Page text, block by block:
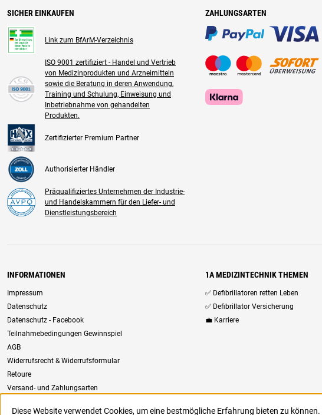
SICHER EINKAUFEN
Link zum BfArM-Verzeichnis
ISO 9001 zertifiziert - Handel und Vertrieb
von Medizinprodukten und Arzneimitteln
sowie die Beratung in deren Anwendung,
Training und Schulung, Einweisung und
Inbetriebnahme von gehandelten
Produkten.
Zertifizierter Premium Partner
Authorisierter Händler
Präqualifiziertes Unternehmen der Industrie-
und Handelskammern für den Liefer- und
Dienstleistungsbereich
ZAHLUNGSARTEN
INFORMATIONEN
Impressum
Datenschutz
Datenschutz - Facebook
Teilnahmebedingungen Gewinnspiel
AGB
Widerrufsrecht & Widerrufsformular
Retoure
Versand- und Zahlungsarten
1A MEDIZINTECHNIK THEMEN
✅ Defibrillatoren retten Leben
✅ Defibrillator Versicherung
💼 Karriere
Diese Website verwendet Cookies, um eine bestmögliche Erfahrung bieten zu können.